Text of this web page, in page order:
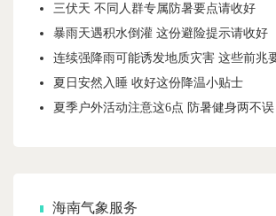
三伏天 不同人群专属防暑要点请收好
暴雨天遇积水倒灌 这份避险提示请收好
连续强降雨可能诱发地质灾害 这些前兆
夏日安然入睡 收好这份降温小贴士
夏季户外活动注意这6点 防暑健身两不误
海南气象服务